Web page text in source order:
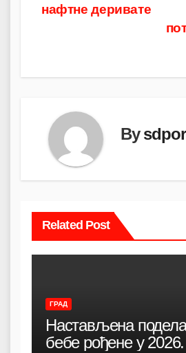
нафтне деривате
By
Related Post
ГРАД
Настављена
бебе рођене у 2026.